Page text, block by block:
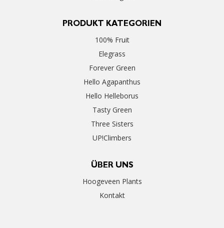
PRODUKT KATEGORIEN
100% Fruit
Elegrass
Forever Green
Hello Agapanthus
Hello Helleborus
Tasty Green
Three Sisters
UP!Climbers
ÜBER UNS
Hoogeveen Plants
Kontakt